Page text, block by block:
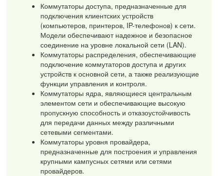
Коммутаторы доступа, предназначенные для
подключения клиентских устройств
(компьютеров, принтеров, IP-телефонов) к сети.
Модели обеспечивают надежное и безопасное
соединение на уровне локальной сети (LAN).
Коммутаторы распределения, обеспечивающие
подключение коммутаторов доступа и других
устройств к основной сети, а также реализующие
функции управления и контроля.
Коммутаторы ядра, являющиеся центральным
элементом сети и обеспечивающие высокую
пропускную способность и отказоустойчивость
для передачи данных между различными
сетевыми сегментами.
Коммутаторы уровня провайдера,
предназначенные для построения и управления
крупными кампусных сетями или сетями
провайдеров.